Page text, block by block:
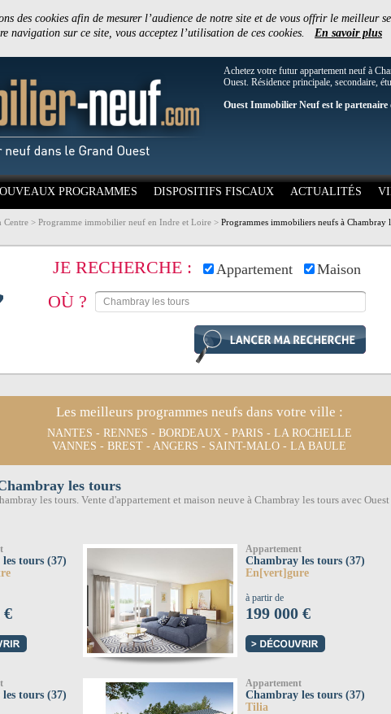
des cookies afin de mesurer l’audience de notre site et de vous offrir le meilleur
navigation sur ce site, vous acceptez l’utilisation de ces cookies. En savoir plus
Achetez votre futur appartement neuf à
Ouest. Résidence principale, secondaire,
Ouest Immobilier Neuf est le
PROGRAMMES DISPOSITIFS FISCAUX ACTUALITÉS
Centre > Programme immobilier neuf en Indre et Loire > Programmes immobiliers neufs à Chambray
JE RECHERCHE : Appartement Maison
OÙ ?
Les meilleurs programmes neufs dans votre ville :
NANTES - RENNES - BORDEAUX- PARIS - LA ROCHELLE
VANNES - BREST - ANGERS - SAINT-MALO - LA BAULE
les tours
les tours. Vente d'appartement et maison neuve à Chambray les tours avec Ouest
tours (37)
€
Appartement
Chambray les tours (37)
En[vert]gure
à partir de
199 000 €
tours (37)
Appartement
Chambray les tours (37)
Tilia